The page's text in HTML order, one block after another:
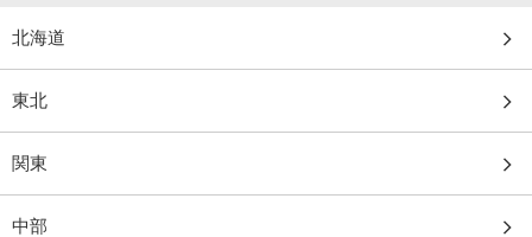
北海道
東北
関東
中部